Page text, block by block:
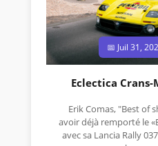
📅 Juil 31,
Eclectica
Erik Comas, "Best of
avoir déjà remporté le
avec sa Lancia Rally